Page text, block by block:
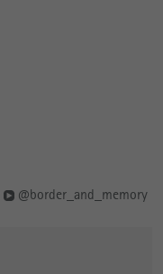
@border_and_memory